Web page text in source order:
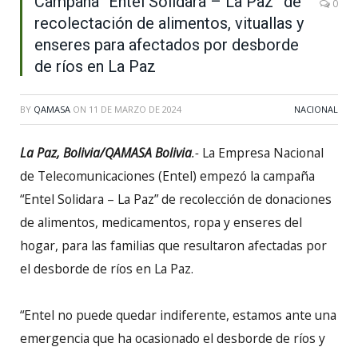
recolectación de alimentos, vituallas y
enseres para afectados por desborde
de ríos en La Paz
0
BY QAMASA ON 11 DE MARZO DE 2024 NACIONAL
La Paz, Bolivia/QAMASA Bolivia.- La Empresa Nacional
de Telecomunicaciones (Entel) empezó la campaña
“Entel Solidara – La Paz” de recolección de donaciones
de alimentos, medicamentos, ropa y enseres del
hogar, para las familias que resultaron afectadas por
el desborde de ríos en La Paz.
“Entel no puede quedar indiferente, estamos ante una
emergencia que ha ocasionado el desborde de ríos y